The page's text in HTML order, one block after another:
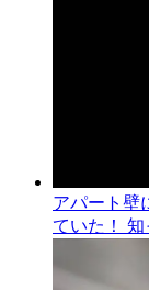
アパート壁
ていた！